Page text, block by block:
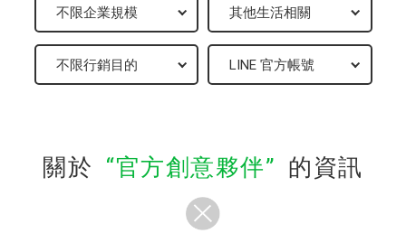
關於 官方創意夥伴 的資訊